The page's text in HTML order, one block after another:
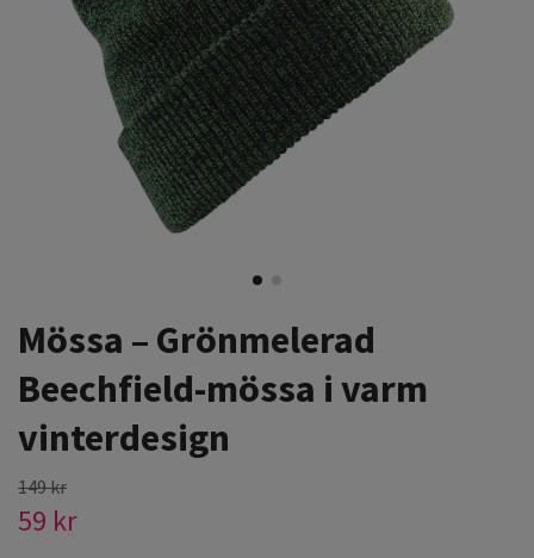
Mössa – Grönmelerad
Beechfield-mössa i varm
vinterdesign
149 kr
59 kr